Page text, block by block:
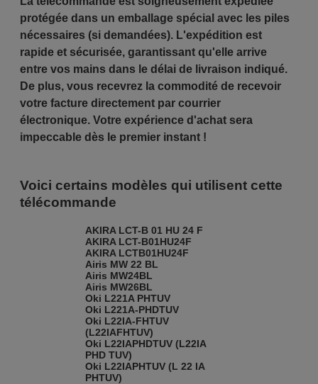
protégée dans un emballage spécial avec les piles
nécessaires (si demandées). L'expédition est
rapide et sécurisée, garantissant qu'elle arrive
entre vos mains dans le délai de livraison indiqué.
De plus, vous recevrez la commodité de recevoir
votre facture directement par courrier
électronique. Votre expérience d'achat sera
impeccable dès le premier instant !
Voici certains modèles qui utilisent cette
télécommande
AKIRA LCT-B 01 HU 24 F
AKIRA LCT-B01HU24F
AKIRA LCTB01HU24F
Airis MW 22 BL
Airis MW24BL
Airis MW26BL
Oki L221A PHTUV
Oki L221A-PHDTUV
Oki L22IA-FHTUV
(L22IAFHTUV)
Oki L22IAPHDTUV (L22IA
PHD TUV)
Oki L22IAPHTUV (L 22 IA
PHTUV)